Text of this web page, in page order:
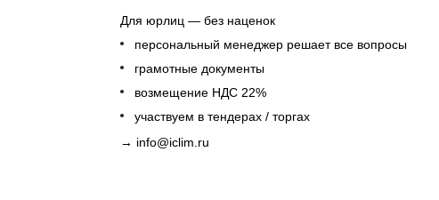
Для юрлиц — без наценок
персональный менеджер решает все вопросы
грамотные документы
возмещение НДС 22%
участвуем в тендерах / торгах
→ info@iclim.ru